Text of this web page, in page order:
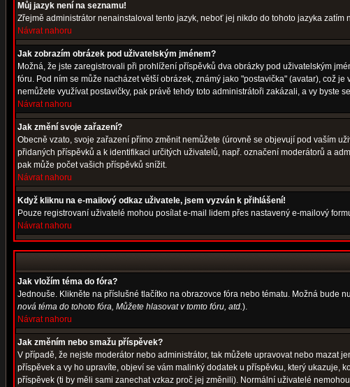
Můj jazyk není na seznamu!
Zřejmě administrátor nenainstaloval tento jazyk, neboť jej nikdo do tohoto jazyka
Návrat nahoru
Jak zobrazím obrázek pod uživatelským jménem?
Možná, že jste zaregistrovali při prohlížení příspěvků dva obrázky pod uživatelským
fóru. Pod ním se může nacházet větší obrázek, známý jako "postavička" (avatar), což
nemůžete využívat postavičky, pak právě tehdy toto administrátoři zakázali, a vy byste
Návrat nahoru
Jak změní svoje zařazení?
Obecně vzato, svoje zařazení přímo změnit nemůžete (úrovně se objevují pod vaším
přidaných příspěvků a k identifikaci určitých uživatelů, např. označení moderátorů a
pak může počet vašich příspěvků snížit.
Návrat nahoru
Když kliknu na e-mailový odkaz uživatele, jsem vyzván k přihlášení!
Pouze registrovaní uživatelé mohou posílat e-mail lidem přes nastavený e-mailový
Návrat nahoru
Jak vložím téma do fóra?
Jednouše. Klikněte na příslušné tlačítko na obrazovce fóra nebo tématu. Možná bude
nová téma do tohoto fóra, Můžete hlasovat v tomto fóru, atd.).
Návrat nahoru
Jak změním nebo smažu příspěvek?
V případě, že nejste moderátor nebo administrátor, tak můžete upravovat nebo mazat
příspěvek a vy ho upravíte, objeví se vám malinký dodatek u příspěvku, který
příspěvek (ti by měli sami zanechat vzkaz proč jej změnili). Normální uživatelé